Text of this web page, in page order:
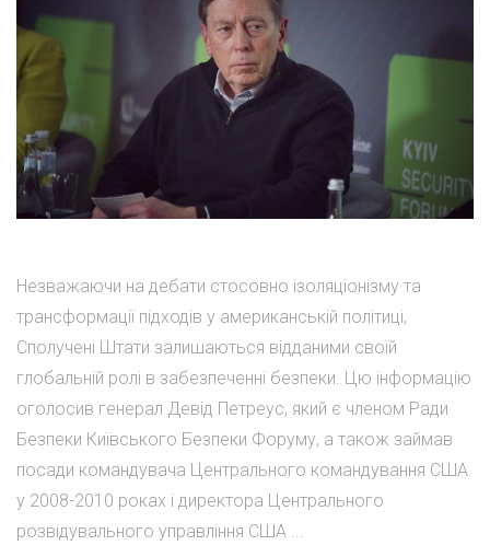
Незважаючи на дебати стосовно ізоляціонізму та
трансформації підходів у американській політиці,
Сполучені Штати залишаються відданими своїй
глобальній ролі в забезпеченні безпеки. Цю інформацію
оголосив генерал Девід Петреус, який є членом Ради
Безпеки Київського Безпеки Форуму, а також займав
посади командувача Центрального командування США
у 2008-2010 роках і директора Центрального
розвідувального управління США ...